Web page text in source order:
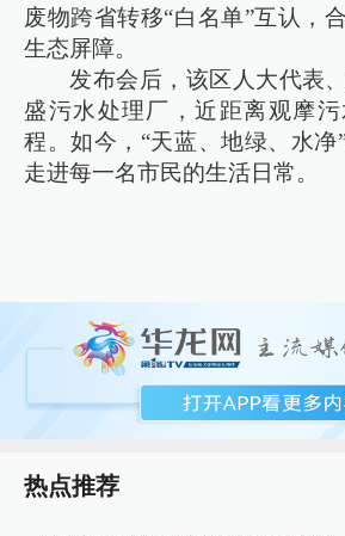
废物跨省转移“白名单”互认，
生态屏障。
发布会后，该区人大代表
盛污水处理厂，近距离观摩
程。如今，“天蓝、地绿、水净
走进每一名市民的生活日常。
热点推荐